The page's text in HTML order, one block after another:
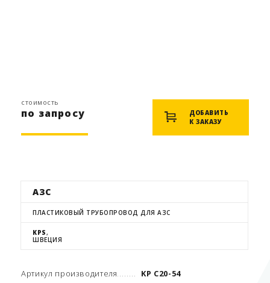
стоимость
по запросу
ДОБАВИТЬ
К ЗАКАЗУ
АЗС
ПЛАСТИКОВЫЙ ТРУБОПРОВОД ДЛЯ АЗС
KPS,
ШВЕЦИЯ
Артикул производителя
KP C20-54